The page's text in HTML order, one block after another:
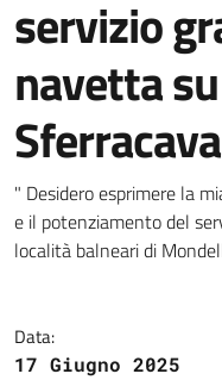
servizio
navetta
Dettagli
" Desidero esprimere la
e il potenziamento del
località balneari di
Data:
17 Giugno 2025